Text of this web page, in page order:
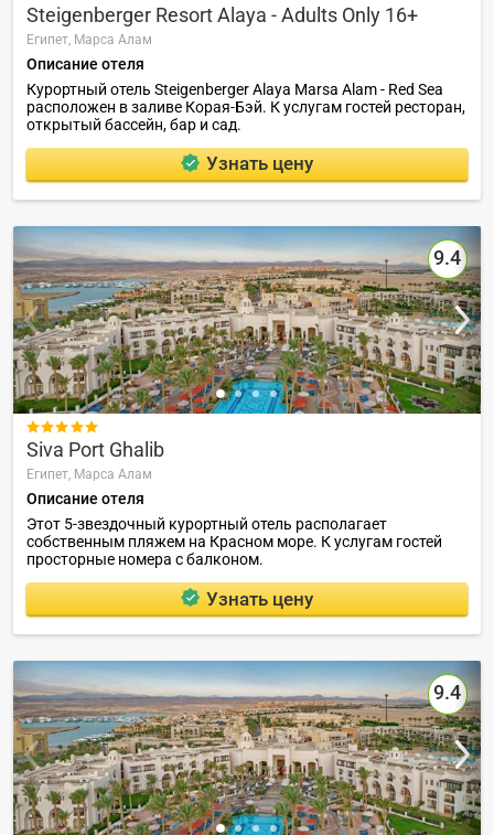
Steigenberger Resort Alaya - Adults Only 16+
Египет, Марса Алам
Описание отеля
Курортный отель Steigenberger Alaya Marsa Alam - Red Sea
расположен в заливе Корая-Бэй. К услугам гостей ресторан,
открытый бассейн, бар и сад.
Узнать цену
9.4

Siva Port Ghalib
Египет, Марса Алам
Описание отеля
Этот 5-звездочный курортный отель располагает
собственным пляжем на Красном море. К услугам гостей
просторные номера с балконом.
Узнать цену
9.4